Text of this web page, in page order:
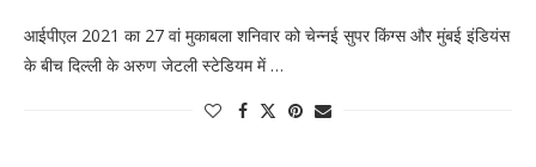
आईपीएल 2021 का 27 वां मुकाबला शनिवार को चेन्नई सुपर किंग्स और मुंबई इंडियंस
के बीच दिल्ली के अरुण जेटली स्टेडियम में …